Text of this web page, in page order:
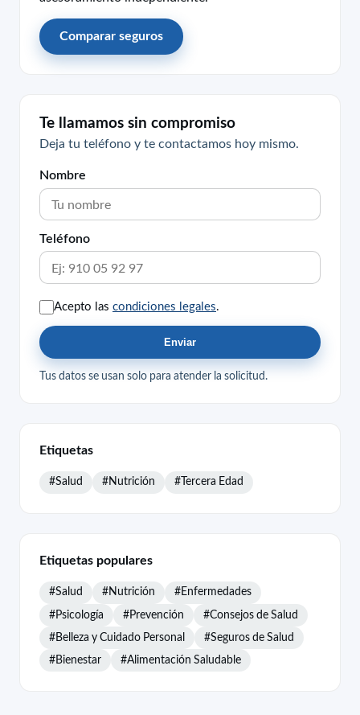
Comparar seguros
Te llamamos sin compromiso
Deja tu teléfono y te contactamos hoy mismo.
Nombre
Teléfono
Acepto las condiciones legales.
Enviar
Tus datos se usan solo para atender la solicitud.
Etiquetas
#Salud #Nutrición #Tercera Edad
Etiquetas populares
#Salud #Nutrición #Enfermedades
#Psicología #Prevención #Consejos de Salud
#Belleza y Cuidado Personal #Seguros de Salud
#Bienestar #Alimentación Saludable